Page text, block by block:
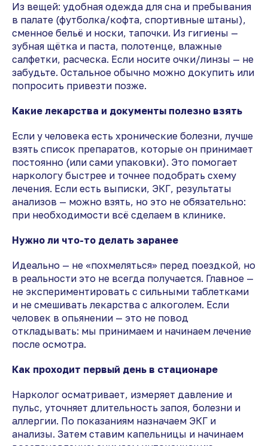
Из вещей: удобная одежда для сна и пребывания
в палате (футболка/кофта, спортивные штаны),
сменное бельё и носки, тапочки. Из гигиены —
зубная щётка и паста, полотенце, влажные
салфетки, расческа. Если носите очки/линзы — не
забудьте. Остальное обычно можно докупить или
попросить привезти позже.
Какие лекарства и документы полезно взять
Если у человека есть хронические болезни, лучше
взять список препаратов, которые он принимает
постоянно (или сами упаковки). Это помогает
наркологу быстрее и точнее подобрать схему
лечения. Если есть выписки, ЭКГ, результаты
анализов — можно взять, но это не обязательно:
при необходимости всё сделаем в клинике.
Нужно ли что-то делать заранее
Идеально — не «похмеляться» перед поездкой, но
в реальности это не всегда получается. Главное —
не экспериментировать с сильными таблетками
и не смешивать лекарства с алкоголем. Если
человек в опьянении — это не повод
откладывать: мы принимаем и начинаем лечение
после осмотра.
Как проходит первый день в стационаре
Нарколог осматривает, измеряет давление и
пульс, уточняет длительность запоя, болезни и
аллергии. По показаниям назначаем ЭКГ и
анализы. Затем ставим капельницы и начинаем